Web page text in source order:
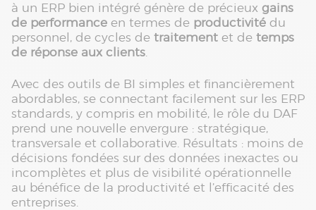
à un ERP bien intégré génère de précieux gains
de performance en termes de productivité du
personnel, de cycles de traitement et de temps
de réponse aux clients.
Avec des outils de BI simples et financièrement
abordables, se connectant facilement sur les ERP
standards, y compris en mobilité, le rôle du DAF
prend une nouvelle envergure : stratégique,
transversale et collaborative. Résultats : moins de
décisions fondées sur des données inexactes ou
incomplètes et plus de visibilité opérationnelle
au bénéfice de la productivité et l’efficacité des
entreprises.